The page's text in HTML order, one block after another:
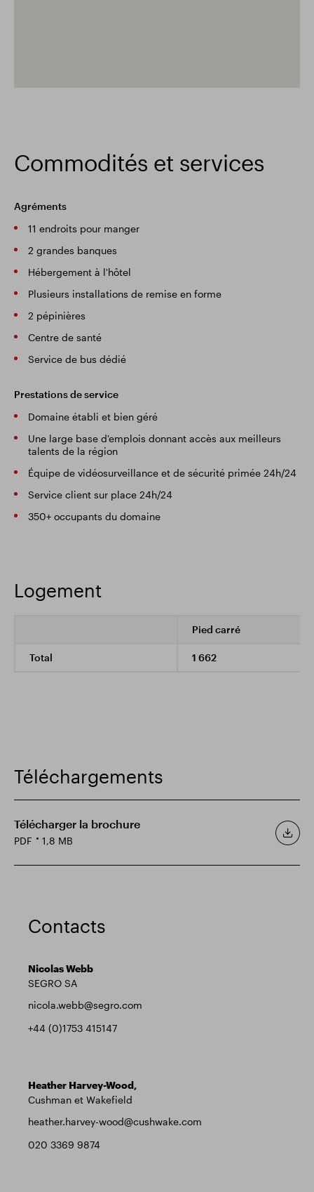
Commodités et services
Agréments
11 endroits pour manger
2 grandes banques
Hébergement à l'hôtel
Plusieurs installations de remise en forme
2 pépinières
Centre de santé
Service de bus dédié
Prestations de service
Domaine établi et bien géré
Une large base d'emplois donnant accès aux meilleurs
talents de la région
Équipe de vidéosurveillance et de sécurité primée 24h/24
Service client sur place 24h/24
350+ occupants du domaine
Logement
Pied carré
Total 1 662
Téléchargements
Télécharger la brochure
PDF 1,8 MB
Contacts
Nicolas Webb
SEGRO SA
nicola.webb@segro.com
+44 (0)1753 415147
Heather Harvey-Wood,
Cushman et Wakefield
heather.harvey-wood@cushwake.com
020 3369 9874